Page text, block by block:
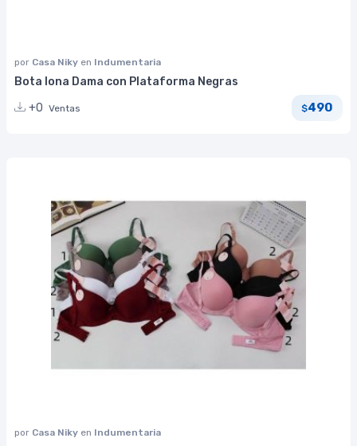
por Casa Niky en Indumentaria
Bota lona Dama con Plataforma Negras
+0 Ventas $490
por Casa Niky en Indumentaria